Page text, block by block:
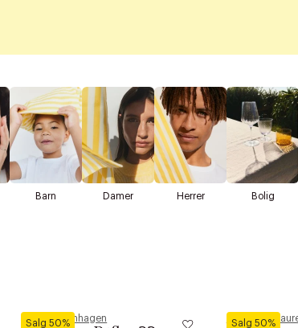
Barn Damer Herrer Bolig
Salg 50%
Royal Copenhagen Salg 50%
Polo Ralph